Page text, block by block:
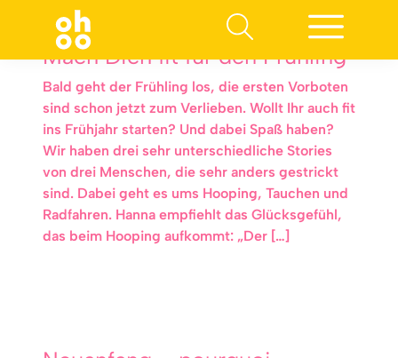
Mach Dich fit für den Frühling
Bald geht der Frühling los, die ersten Vorboten
sind schon jetzt zum Verlieben. Wollt Ihr auch fit
ins Frühjahr starten? Und dabei Spaß haben?
Wir haben drei sehr unterschiedliche Stories
von drei Menschen, die sehr anders gestrickt
sind. Dabei geht es ums Hooping, Tauchen und
Radfahren. Hanna empfiehlt das Glücksgefühl,
das beim Hooping aufkommt: „Der […]